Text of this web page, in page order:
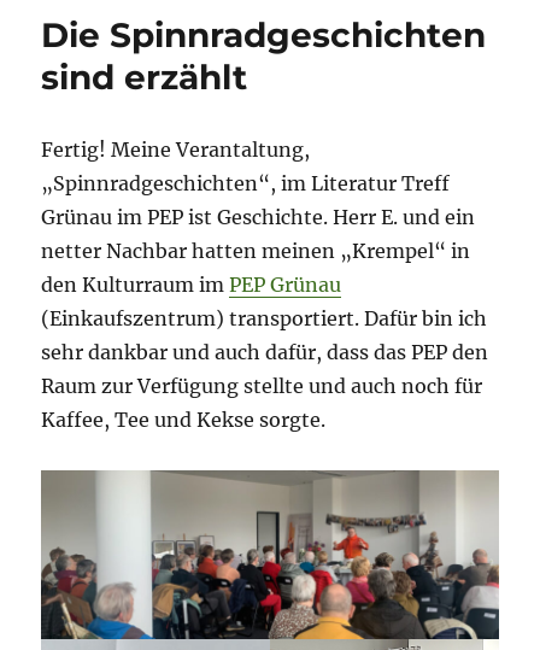
Die Spinnradgeschichten
sind erzählt
Fertig! Meine Verantaltung,
„Spinnradgeschichten“, im Literatur Treff
Grünau im PEP ist Geschichte. Herr E. und ein
netter Nachbar hatten meinen „Krempel“ in
den Kulturraum imPEP Grünau
(Einkaufszentrum) transportiert. Dafür bin ich
sehr dankbar und auch dafür, dass das PEP den
Raum zur Verfügung stellte und auch noch für
Kaffee, Tee und Kekse sorgte.